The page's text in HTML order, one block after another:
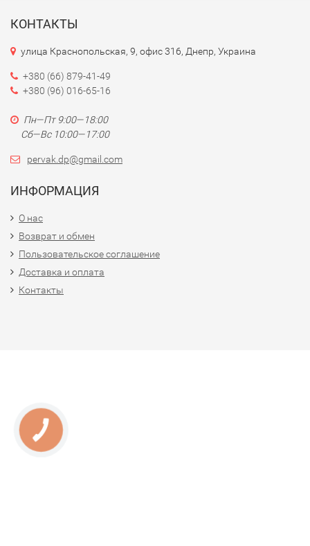
КОНТАКТЫ
улица Краснопольская, 9, офис 316, Днепр, Украина
+380 (66) 879-41-49
+380 (96) 016-65-16
Пн—Пт 9:00—18:00
Сб—Вс 10:00—17:00
pervak.dp@gmail.com
ИНФОРМАЦИЯ
О нас
Возврат и обмен
Пользовательское соглашение
Доставка и оплата
Контакты